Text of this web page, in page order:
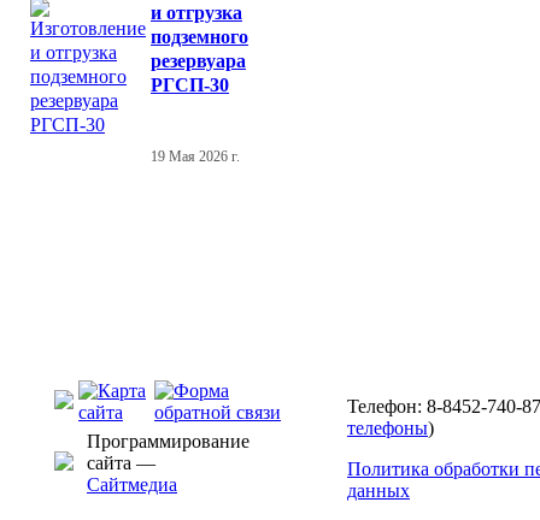
и отгрузка
подземного
резервуара
РГСП-30
19 Мая 2026 г.
Программирование
сайта —
Сайтмедиа
Телефон: 8-8452-740-
телефоны)
Политика обработки
данных